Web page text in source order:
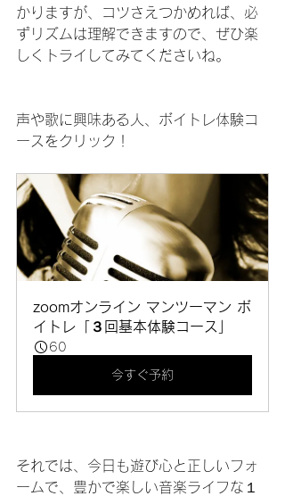
かりますが、コツさえつかめれば、必
ずリズムは理解できますので、ぜひ楽
しくトライしてみてくださいね。
声や歌に興味ある人、ボイトレ体験コ
ースをクリック！
zoomオンライン マンツーマン ボ
イトレ「３回基本体験コース」
60
今すぐ予約
それでは、今日も遊び心と正しいフォ
ームで、豊かで楽しい音楽ライフな１